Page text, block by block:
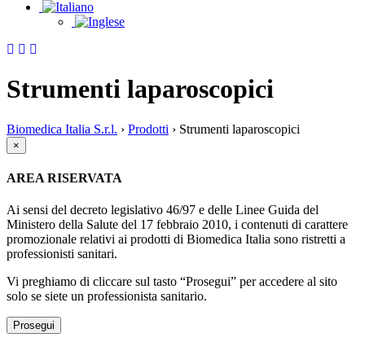
Strumenti laparoscopici
Biomedica Italia S.r.l. › Prodotti › Strumenti laparoscopici
×
AREA RISERVATA
Ai sensi del decreto legislativo 46/97 e delle Linee Guida del
Ministero della Salute del 17 febbraio 2010, i contenuti di carattere
promozionale relativi ai prodotti di Biomedica Italia sono ristretti a
professionisti sanitari.
Vi preghiamo di cliccare sul tasto “Prosegui” per accedere al sito
solo se siete un professionista sanitario.
Prosegui